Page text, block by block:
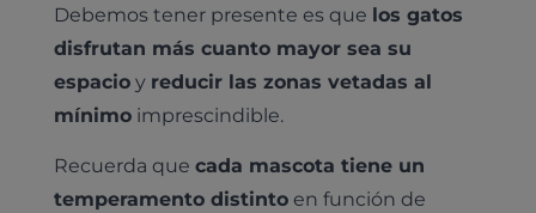
Debemos tener presente es que los gatos
disfrutan más cuanto mayor sea su
espacioy reducir las zonas vetadas al
mínimoimprescindible.
Recuerda que cada mascota tiene un
temperamento distintoen función de